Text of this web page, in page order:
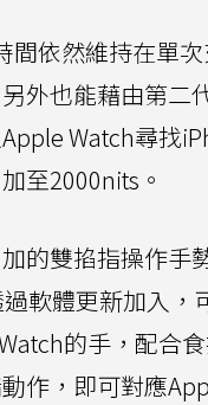
間依然維持在單
外也能藉由第二
Watch尋找
至2000nits。
的雙掐指操作手
軟體更新加入，
的手，配合
作，即可對應